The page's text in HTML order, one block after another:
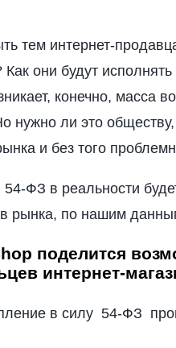
тем интернет-
они будут
конечно, масса
нужно ли это
и без того
ФЗ в реальности
рынка, по нашим
поделится
интернет-
в силу 54-ФЗ